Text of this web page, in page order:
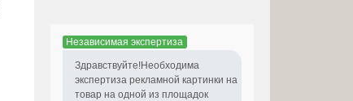
Независимая экспертиза
Здравствуйте!Необходима
экспертиза рекламной картинки на
товар на одной из площадок